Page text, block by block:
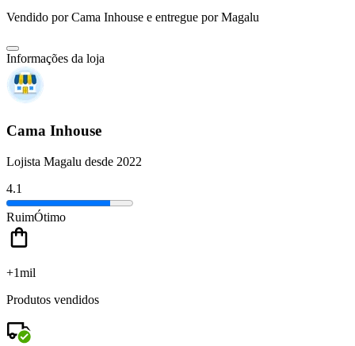
Vendido porCama Inhouse e entregue por Magalu
Informações da loja
Cama Inhouse
Lojista Magalu desde 2022
4.1
RuimÓtimo
+1mil
Produtos vendidos